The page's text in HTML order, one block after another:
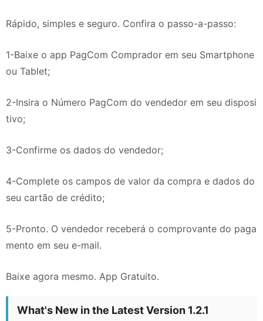
Rápido, simples e seguro. Confira o passo-a-passo:
1-Baixe o app PagCom Comprador em seu Smartphone
ou Tablet;
2-Insira o Número PagCom do vendedor em seu disposi
tivo;
3-Confirme os dados do vendedor;
4-Complete os campos de valor da compra e dados do
seu cartão de crédito;
5-Pronto. O vendedor receberá o comprovante do paga
mento em seu e-mail.
Baixe agora mesmo. App Gratuito.
What's New in the Latest Version 1.2.1